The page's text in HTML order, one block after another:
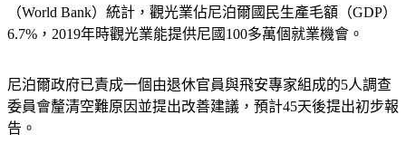
（World Bank）統計，觀光業佔尼泊爾國民生產毛額（GDP）
6.7%，2019年時觀光業能提供尼國100多萬個就業機會。
尼泊爾政府已責成一個由退休官員與飛安專家組成的5人調查
委員會釐清空難原因並提出改善建議，預計45天後提出初步報
告。